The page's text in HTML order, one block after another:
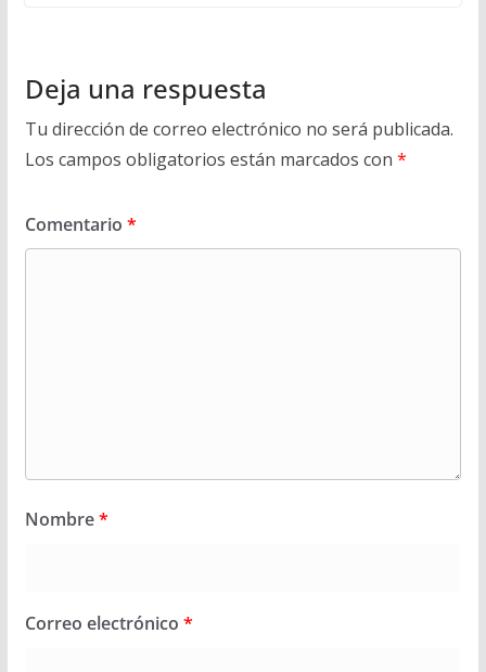
Deja una respuesta
Tu dirección de correo electrónico no será publicada.
Los campos obligatorios están marcados con *
Comentario *
Nombre*
Correo electrónico *